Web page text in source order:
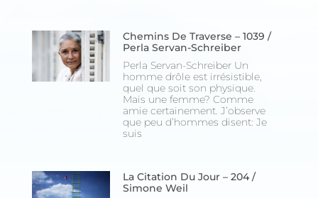
Chemins De Traverse – 1039 /
Perla Servan-Schreiber
Perla Servan-Schreiber Un
homme drôle est irrésistible,
quel que soit son physique.
Mais une femme? Comme
amie certainement. J’observe
que peu d’hommes disent: Je
suis
La Citation Du Jour – 204 /
Simone Weil